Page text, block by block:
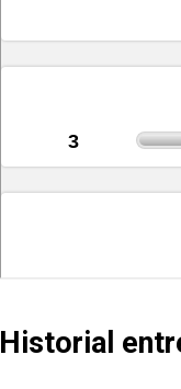
Historial